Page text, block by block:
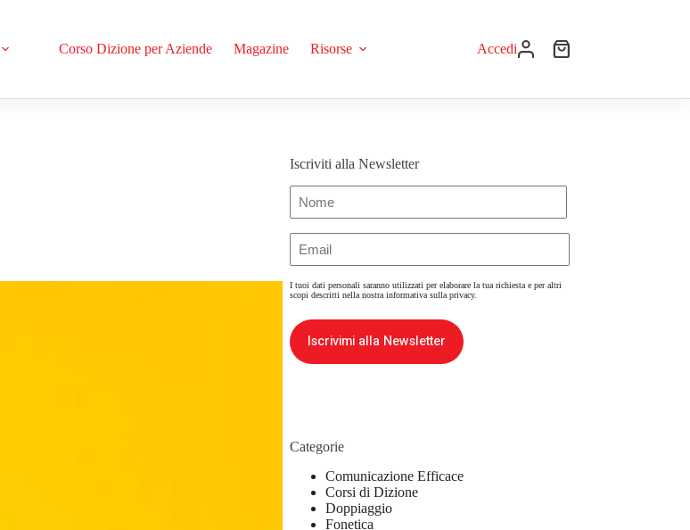
Corso Dizione per Aziende Magazine Risorse Accedi
Iscriviti alla Newsletter
I tuoi dati personali saranno utilizzati per elaborare la tua richiesta e per altri
scopi descritti nella nostrainformativa sulla privacy.
Iscrivimi alla Newsletter
Categorie
Comunicazione Efficace
Corsi di Dizione
Doppiaggio
Fonetica